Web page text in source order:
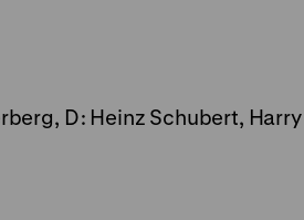
D: Heinz Schubert, Harry